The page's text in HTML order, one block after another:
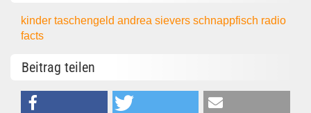
kindertaschengeldandrea sieversschnappfisch radio
facts
Beitrag teilen